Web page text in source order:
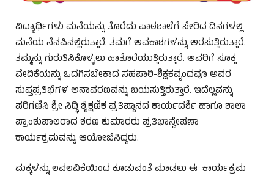
ವಿದ್ಯಾರ್ಥಿಗಳು ಮನೆಯನ್ನು ತೊರೆದು ಪಾಠಶಾಲೆಗೆ ಸೇರಿದ ದಿನಗಳಲ್ಲಿ
ಮನೆಯ ನೆನಪಿನಲ್ಲಿರುತ್ತಾರೆ. ತಮಗೆ ಅವಕಾಶಗಳನ್ನು ಅರಸುತ್ತಿರುತ್ತಾರೆ.
ತಮ್ಮನ್ನು ಗುರುತಿಸಿಕೊಳ್ಳಲು ಹಾತೊರೆಯುತ್ತಿರುತ್ತಾರೆ. ಅವರಿಗೆ ಸೂಕ್ತ
ವೇದಿಕೆಯನ್ನು ಒದಗಿಸಬೇಕಾದ ಸಹಪಾಠಿ-ಶಿಕ್ಷಕವೃಂದವೂ ಅವರ
ಸುಪ್ತಪ್ರತಿಭೆಗಳ ಅನಾವರಣವನ್ನು ಬಯಸುತ್ತಿರುತ್ತಾರೆ. ಇದೆಲ್ಲವನ್ನು
ಪರಿಗಣಿಸಿ ಶ್ರೀ ಸಿದ್ಧಿ ಶೈಕ್ಷಣಿಕ ಪ್ರತಿಷ್ಠಾನದ ಕಾರ್ಯದರ್ಶಿ ಹಾಗೂ ಶಾಲಾ
ಪ್ರಾಂಶುಪಾಲರಾದ ಶರಣ ಕುಮಾರರು ಪ್ರತಿಭಾನ್ವೇಷಣಾ
ಕಾರ್ಯಕ್ರಮವನ್ನು ಆಯೋಜಿಸಿದ್ದರು.
ಮಕ್ಕಳನ್ನು ಲವಲವಿಕೆಯಿಂದ ಕೂಡುವಂತೆ ಮಾಡಲು ಈ ಕಾರ್ಯಕ್ರಮ